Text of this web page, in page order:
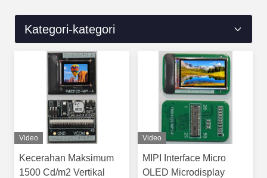
Kategori-kategori
Video
Kecerahan Maksimum
1500 Cd/m2 Vertikal
Video
MIPI Interface Micro
OLED Microdisplay